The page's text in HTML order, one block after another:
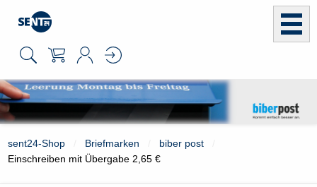
sent24-Shop Briefmarken
biber post
Einschreiben mit Übergabe 2,65 €